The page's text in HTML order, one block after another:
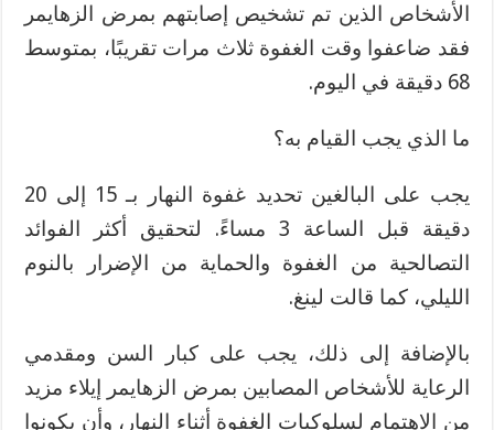
الأشخاص الذين تم تشخيص إصابتهم بمرض الزهايمر
فقد ضاعفوا وقت الغفوة ثلاث مرات تقريبًا، بمتوسط
68 دقيقة في اليوم.
ما الذي يجب القيام به؟
يجب على البالغين تحديد غفوة النهار بـ 15 إلى 20
دقيقة قبل الساعة 3 مساءً. لتحقيق أكثر الفوائد
التصالحية من الغفوة والحماية من الإضرار بالنوم
الليلي، كما قالت لينغ.
بالإضافة إلى ذلك، يجب على كبار السن ومقدمي
الرعاية للأشخاص المصابين بمرض الزهايمر إيلاء مزيد
من الاهتمام لسلوكيات الغفوة أثناء النهار، وأن يكونوا